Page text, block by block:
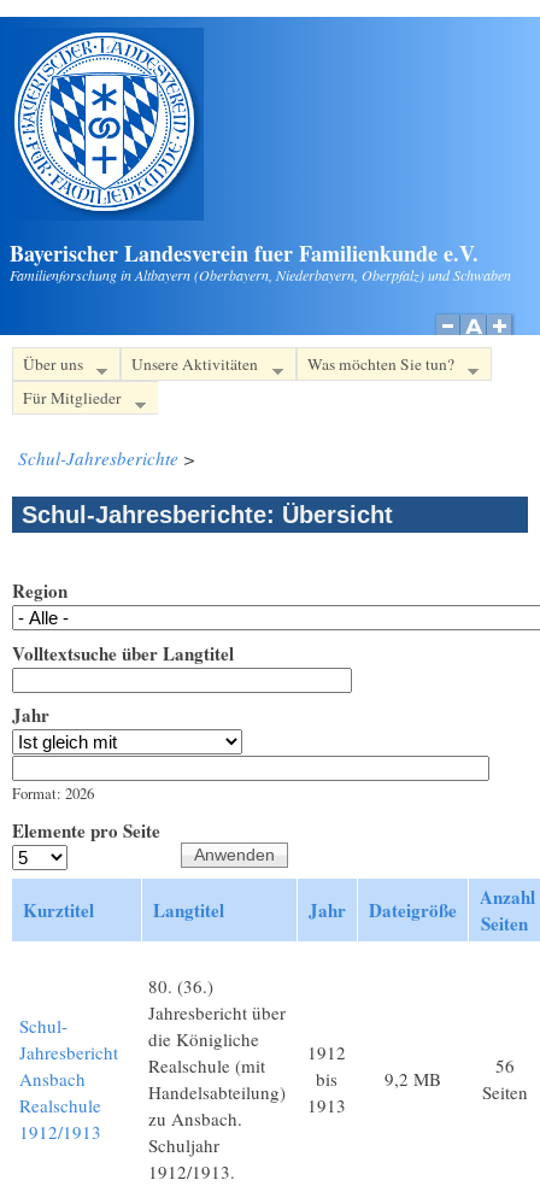
Direkt zum Inhalt
Bayerischer Landesverein fuer Familienkunde e.V.
Familienforschung in Altbayern (Oberbayern, Niederbayern, Oberpfalz) und Schwaben
Über uns Unsere Aktivitäten
Was möchten Sie tun?
Für Mitglieder
Schul-Jahresberichte >
Schul-Jahresberichte: Übersicht
Region
Volltextsuche über Langtitel
Jahr
Format: 2026
Elemente pro Seite
Kurztitel Langtitel Jahr Dateigröße
Anzahl
Seiten
Schul-
Jahresbericht
Ansbach
Realschule
1912/1913
80. (36.)
Jahresbericht über
die Königliche
Realschule (mit
Handelsabteilung)
zu Ansbach.
Schuljahr
1912/1913.
1912
bis
1913
9,2 MB
56
Seiten